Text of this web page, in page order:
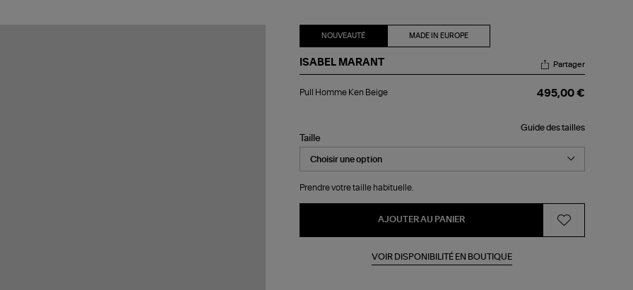
NOUVEAUTÉ MADE IN EUROPE
ISABEL MARANT
Homme
Partager
Pull Homme Ken Beige 495,00 €
Guide des tailles
Taille
Prendre votre taille habituelle.
AJOUTER AU PANIER
VOIR DISPONIBILITÉ EN BOUTIQUE